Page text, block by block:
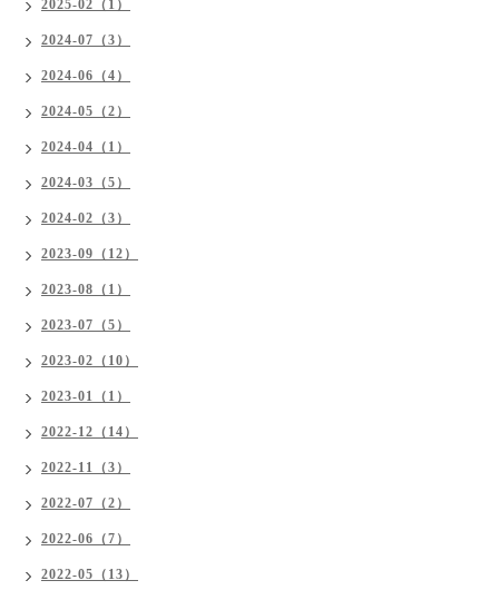
2025-02（1）
2024-07（3）
2024-06（4）
2024-05（2）
2024-04（1）
2024-03（5）
2024-02（3）
2023-09（12）
2023-08（1）
2023-07（5）
2023-02（10）
2023-01（1）
2022-12（14）
2022-11（3）
2022-07（2）
2022-06（7）
2022-05（13）